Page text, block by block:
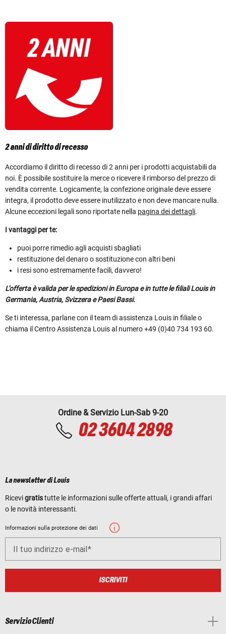
2 anni di diritto di recesso
Accordiamo il diritto di recesso di 2 anni per i prodotti acquistabili da
noi. È possibile sostituire la merce o ricevere il rimborso del prezzo di
vendita corrente. Logicamente, la confezione originale deve essere
integra, il prodotto deve essere inutilizzato e non deve mancare nulla.
Alcune eccezioni legali sono riportate nella pagina dei dettagli.
I vantaggi per te:
puoi porre rimedio agli acquisti sbagliati
restituzione del denaro o sostituzione con altri beni
i resi sono estremamente facili, davvero!
L'offerta è valida per le spedizioni in Europa e in tutte le filiali Louis in
Germania, Austria, Svizzera e Paesi Bassi.
Se ti interessa, parlane con il team di assistenza Louis in filiale o
chiama il Centro Assistenza Louis al numero +49 (0)40 734 193 60.
Ordine & Servizio Lun-Sab 9-20
02 3604 2898
La newsletter di Louis
Ricevigratistutte le informazioni sulle offerte attuali, i grandi affari
o le novità interessanti.
Informazioni sulla protezione dei dati
Il tuo indirizzo e-mail
ISCRIVITI
Servizio Clienti